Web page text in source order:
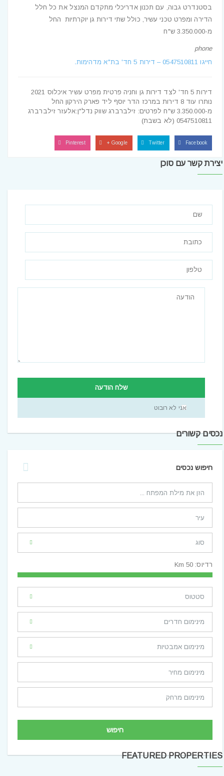
בסטנדרט גבוה, עם תכנון אדריכלי מתקדם המנצל את כל חלל
הדירה ומפרט טכני עשיר, כולל שתי דירות גן יוקרתיות החל
מ-3.350.000 ש"ח
phone
חייגו ‪0547510811‬ – דירות 5 חד' בת"א מדהימות
.
דירות 5 חד' לצד דירות גן וחניה פרטית מפרט עשיר איכלוס 2021
נותרו עוד 8 דירות
במרכז הדר יוסף ליד פארק הירקון החל
מ-3.350.000 ש"ח לפרטים: זילברברג שווק נדל"ן:אלעזר זילברברג
0547510811 (לא בשבת)
Facebook
Twitter
Google +
Pinterest
יצירת קשר עם סוכן
אני לא רובוט
שלח הודעה
נכסים קשורים
חיפוש נכסים
רדיוס: 50
Km
חיפוש
FEATURED PROPERTIES